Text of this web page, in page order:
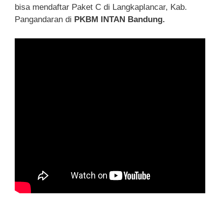
bisa mendaftar Paket C di Langkaplancar, Kab.
Pangandaran di PKBM INTAN Bandung.